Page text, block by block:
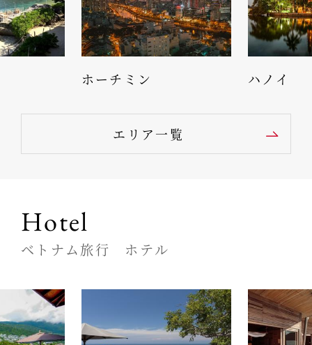
ホーチミン ハノイ
エリア一覧
Hotel
ベトナム旅行 ホテル